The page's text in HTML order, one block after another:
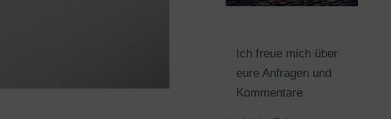
Ich freue mich über
eure Anfragen und
Kommentare